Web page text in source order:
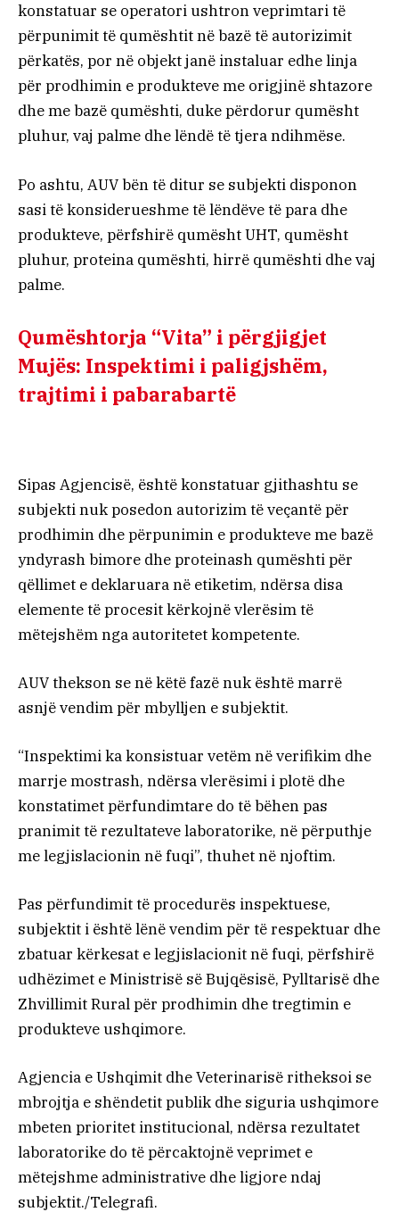
konstatuar se operatori ushtron veprimtari të
përpunimit të qumështit në bazë të autorizimit
përkatës, por në objekt janë instaluar edhe linja
për prodhimin e produkteve me origjinë shtazore
dhe me bazë qumështi, duke përdorur qumësht
pluhur, vaj palme dhe lëndë të tjera ndihmëse.
Po ashtu, AUV bën të ditur se subjekti disponon
sasi të konsiderueshme të lëndëve të para dhe
produkteve, përfshirë qumësht UHT, qumësht
pluhur, proteina qumështi, hirrë qumështi dhe vaj
palme.
Qumështorja “Vita” i përgjigjet
Mujës: Inspektimi i paligjshëm,
trajtimi i pabarabartë
Sipas Agjencisë, është konstatuar gjithashtu se
subjekti nuk posedon autorizim të veçantë për
prodhimin dhe përpunimin e produkteve me bazë
yndyrash bimore dhe proteinash qumështi për
qëllimet e deklaruara në etiketim, ndërsa disa
elemente të procesit kërkojnë vlerësim të
mëtejshëm nga autoritetet kompetente.
AUV thekson se në këtë fazë nuk është marrë
asnjë vendim për mbylljen e subjektit.
“Inspektimi ka konsistuar vetëm në verifikim dhe
marrje mostrash, ndërsa vlerësimi i plotë dhe
konstatimet përfundimtare do të bëhen pas
pranimit të rezultateve laboratorike, në përputhje
me legjislacionin në fuqi”, thuhet në njoftim.
Pas përfundimit të procedurës inspektuese,
subjektit i është lënë vendim për të respektuar dhe
zbatuar kërkesat e legjislacionit në fuqi, përfshirë
udhëzimet e Ministrisë së Bujqësisë, Pylltarisë dhe
Zhvillimit Rural për prodhimin dhe tregtimin e
produkteve ushqimore.
Agjencia e Ushqimit dhe Veterinarisë ritheksoi se
mbrojtja e shëndetit publik dhe siguria ushqimore
mbeten prioritet institucional, ndërsa rezultatet
laboratorike do të përcaktojnë veprimet e
mëtejshme administrative dhe ligjore ndaj
subjektit./Telegrafi.